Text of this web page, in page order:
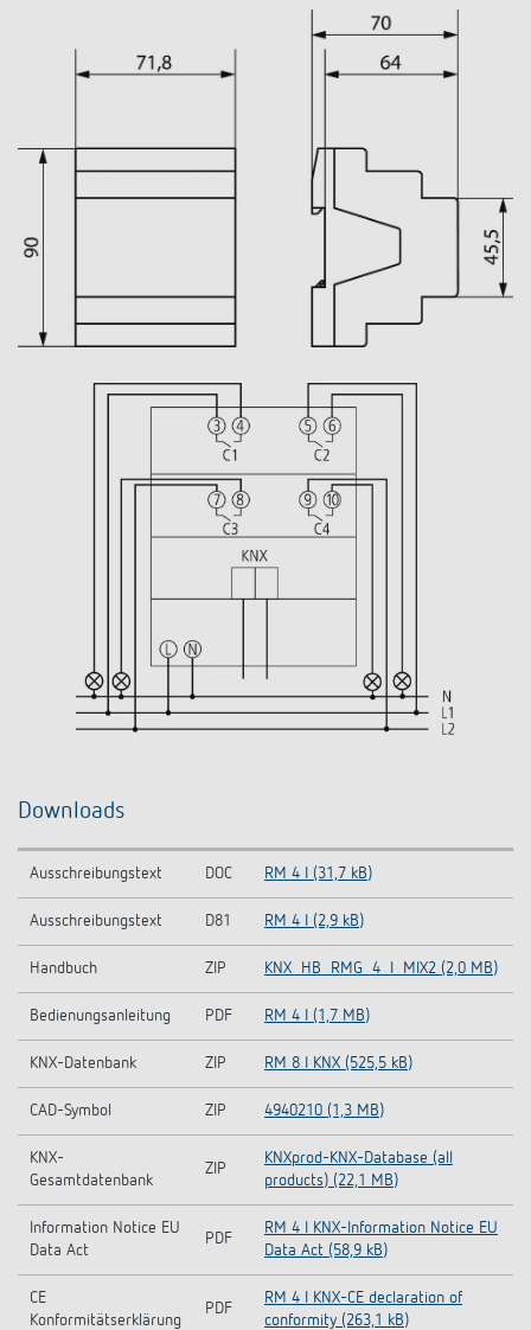
Downloads
Ausschreibungstext DOC RM 4 I (31,7 kB)
Ausschreibungstext D81 RM 4 I (2,9 kB)
Handbuch ZIP KNX_HB_RMG_4_I_MIX2 (2,0 MB)
Bedienungsanleitung PDF RM 4 I (1,7 MB)
KNX-Datenbank ZIP RM 8 I KNX (525,5 kB)
CAD-Symbol ZIP 4940210 (1,3 MB)
KNX-
Gesamtdatenbank
ZIP
KNXprod-KNX-Database (all
products) (22,1 MB)
Information Notice EU
Data Act
PDF
RM 4 I KNX-Information Notice EU
Data Act (58,9 kB)
CE
Konformitätserklärung
PDF
RM 4 I KNX-CE declaration of
conformity (263,1 kB)